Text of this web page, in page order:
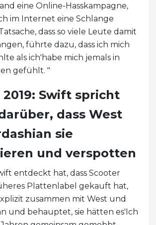
eine Online-Hasskampagne,
im Internet eine Schlange
dass so viele Leute damit
führte dazu, dass ich mich
als ich'habe mich jemals in
gefühlt. "
2019: Swift spricht
dass West
sie
und verspotten
entdeckt hat, dass Scooter
Plattenlabel gekauft hat,
zusammen mit West und
und behauptet, sie hätten es'Ich